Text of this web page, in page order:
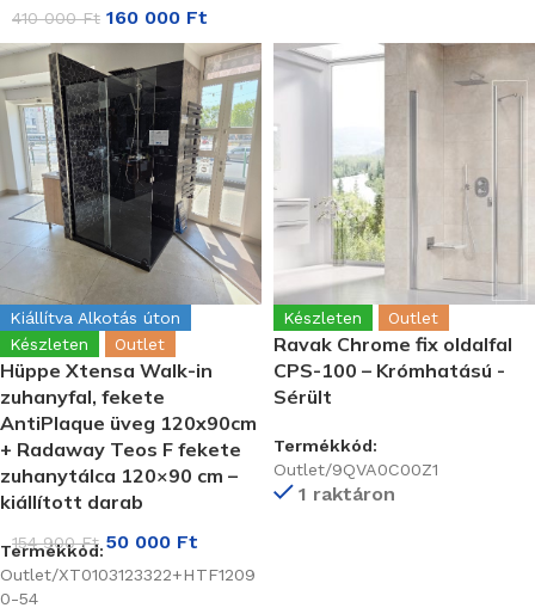
410 000Ft 160 000 Ft
Kiállítva Alkotás úton
Készleten
Outlet
Hüppe Xtensa Walk-in
zuhanyfal, fekete
AntiPlaque üveg 120x90cm
+ Radaway Teos F fekete
zuhanytálca 120×90 cm –
kiállított darab
Termékkód:
Outlet/XT0103123322+HTF1209
0-54
Készleten Outlet
Ravak Chrome fix oldalfal
CPS-100 – Krómhatású -
Sérült
Termékkód:
Outlet/9QVA0C00Z1
1 raktáron
154 900Ft 50 000 Ft